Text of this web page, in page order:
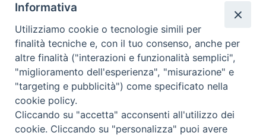
Redazione
Scrivici
Copyright © 2019 - Tutti i diritti riservati - Vita
Trentina Editrice
Informativa
Utilizziamo cookie o tecnologie simili per
finalità tecniche e, con il tuo consenso, anche per
altre finalità ("interazioni e funzionalità semplici",
"miglioramento dell'esperienza", "misurazione" e
"targeting e pubblicità") come specificato nella
cookie policy.
Cliccando su "accetta" acconsenti all'utilizzo dei
cookie. Cliccando su "personalizza" puoi avere